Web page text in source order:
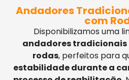
Andadores
com
Disponibilizamos uma
andadores tradicionais
rodas, perfeitos para
estabilidade durante a